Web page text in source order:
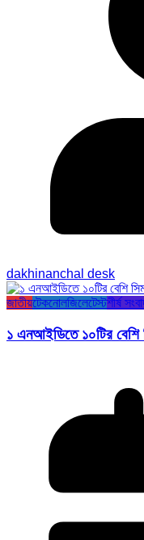
dakhinanchal desk
জাতীয়টেকনোলজিলেটেস্টশীর্ষ
১ এনআইডিতে ১০টির